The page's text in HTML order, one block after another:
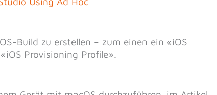
Build zu erstellen – zum einen ein «iOS
Provisioning Profile».